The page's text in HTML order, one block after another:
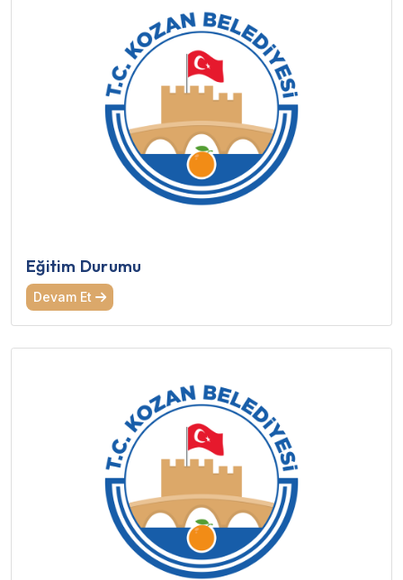
Eğitim Durumu
Devam Et